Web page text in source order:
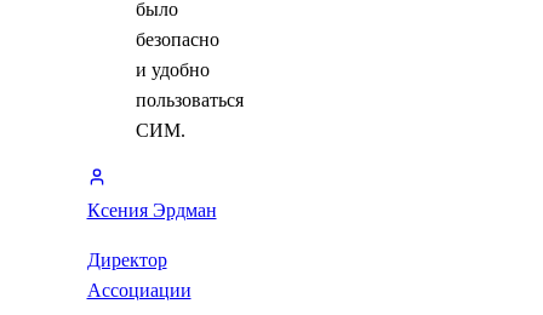
было
безопасно
и удобно
пользоваться
СИМ.
Ксения Эрдман
Директор
Ассоциации